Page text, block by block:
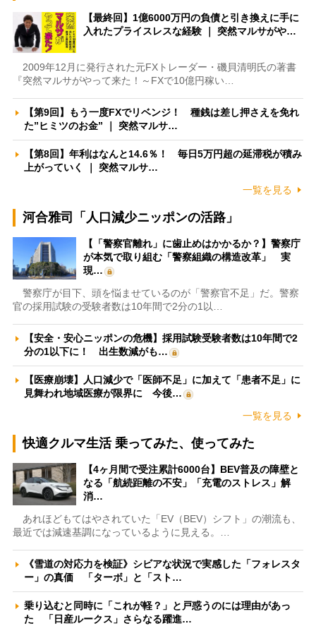
【最終回】1億6000万円の負債と引き換えに手に
入れたプライスレスな経験 ｜ 突然マルサがや…
2009年12月に発行された元FXトレーダー・磯貝清明氏の著書
『突然マルサがやって来た！～FXで10億円稼い…
【第9回】もう一度FXでリベンジ！ 種銭は差し押さえを免れ
た”ヒミツのお金” ｜ 突然マルサ…
【第8回】年利はなんと14.6％！ 毎日5万円超の延滞税が積み
上がっていく ｜ 突然マルサ…
一覧を見る
河合雅司「人口減少ニッポンの活路」
【「警察官離れ」に歯止めはかかるか？】警察庁
が本気で取り組む「警察組織の構造改革」 実
現…
警察庁が目下、頭を悩ませているのが「警察官不足」だ。警察
官の採用試験の受験者数は10年間で2分の1以…
【安全・安心ニッポンの危機】採用試験受験者数は10年間で2
分の1以下に！ 出生数減がも…
【医療崩壊】人口減少で「医師不足」に加えて「患者不足」に
見舞われ地域医療が限界に 今後…
一覧を見る
快適クルマ生活 乗ってみた、使ってみた
【4ヶ月間で受注累計6000台】BEV普及の障壁と
なる「航続距離の不安」「充電のストレス」解
消…
あれほどもてはやされていた「EV（BEV）シフト」の潮流も、
最近では減速基調になっているように見える。…
《雪道の対応力を検証》シビアな状況で実感した「フォレスタ
ー」の真価 「ターボ」と「スト…
乗り込むと同時に「これが軽？」と戸惑うのには理由があっ
た 「日産ルークス」さらなる躍進…